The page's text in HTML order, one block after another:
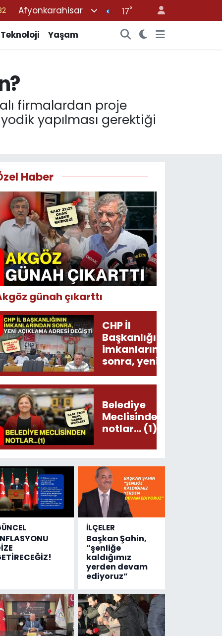
Afyonkarahisar 17°
Teknoloji Yaşam
firmalardan proje
yapılması gerektiği
Haber
günah çıkarttı
CHP İl
Başkanlığının
imkanlarından
sonra, yeni
açıklama
adresi değişti!
Belediye
Meclisinden
notlar... (1)
İLÇELER
Başkan Şahin,
“şenliğe
kaldığımız
yerden devam
ediyoruz”